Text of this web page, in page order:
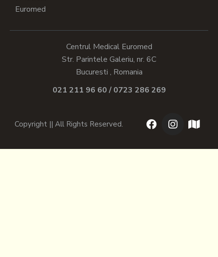
Centrul Medical Euromed
Str. Parintele Galeriu, nr. 6C
Bucuresti , Romania
021 211 96 60 / 0723 286 269
Copyright || All Rights Reserved.